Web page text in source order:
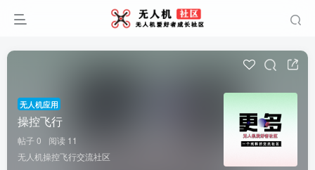
无人机应用
操控飞行
帖子 0
阅读 11
无人机操控飞行交流社区